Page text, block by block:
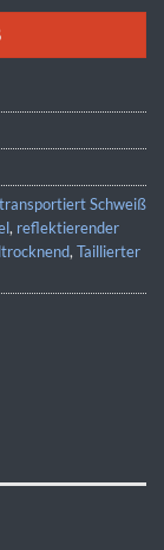
Schweiß
, reflektierender
, Taillierter